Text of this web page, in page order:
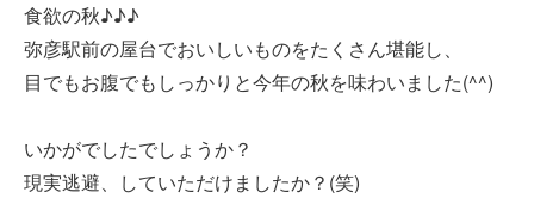
シロアリ/リフォーム
食欲の秋♪♪♪
弥彦駅前の屋台でおいしいものをたくさん堪能し、
目でもお腹でもしっかりと今年の秋を味わいました(^^)
いかがでしたでしょうか？
現実逃避、していただけましたか？(笑)